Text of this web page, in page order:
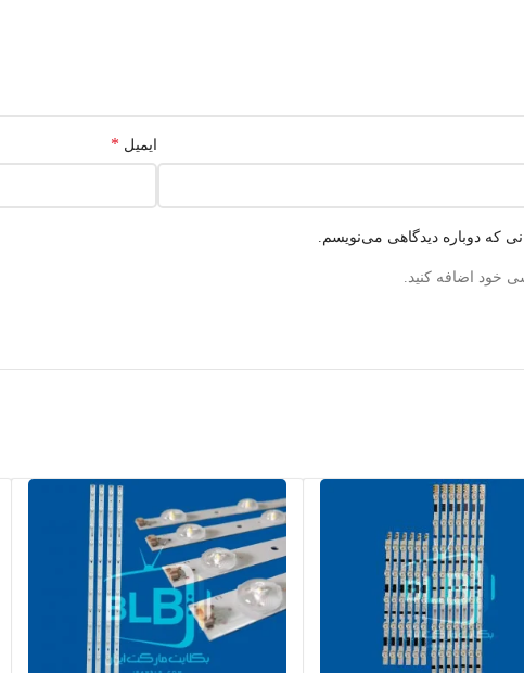
ایمیل *
که دوباره دیدگاهی می‌نویسم.
خود اضافه کنید.